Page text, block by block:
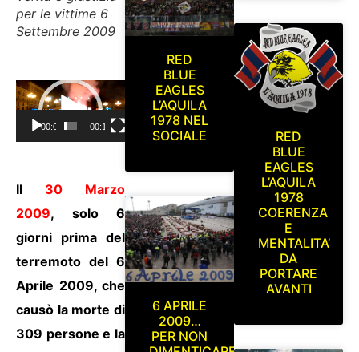
per le vittime 6
Settembre 2009
Video
00:00 00:19
Il 30 Marzo
2009, solo 6
giorni prima del
terremoto del 6
Aprile 2009, che
causò la morte di
309 persone e la
RED
BLUE
EAGLES
L’AQUILA
1978 NEL
SOCIALE
6 APRILE
2009…
PER NON
RED
BLUE
EAGLES
L’AQUILA
1978
COERENZA
E
MENTALITA’
DA
PORTARE
AVANTI